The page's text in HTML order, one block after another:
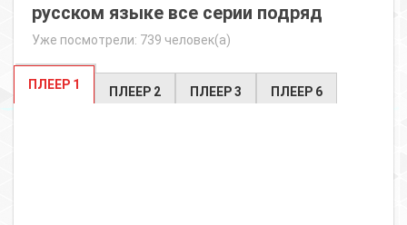
русском языке все серии подряд
Уже посмотрели: 739 человек(а)
ПЛЕЕР 1 ПЛЕЕР 2 ПЛЕЕР 3 ПЛЕЕР 6